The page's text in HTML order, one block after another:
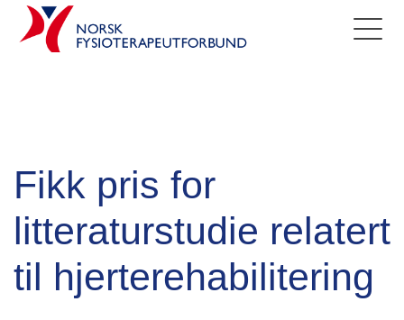
Fikk pris for
litteraturstudie relatert
til hjerterehabilitering